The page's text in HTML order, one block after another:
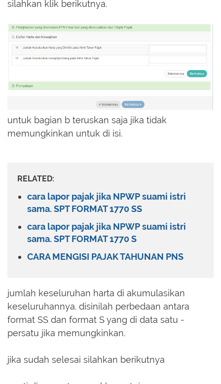
silahkan klik berikutnya.
untuk bagian b teruskan saja jika tidak
memungkinkan untuk di isi.
RELATED:
cara lapor pajak jika NPWP suami istri
sama. SPT FORMAT 1770 SS
cara lapor pajak jika NPWP suami istri
sama. SPT FORMAT 1770 S
CARA MENGISI PAJAK TAHUNAN PNS
jumlah keseluruhan harta di akumulasikan
keseluruhannya. disinilah perbedaan antara
format SS dan format S yang di data satu -
persatu jika memungkinkan.
jika sudah selesai silahkan berikutnya